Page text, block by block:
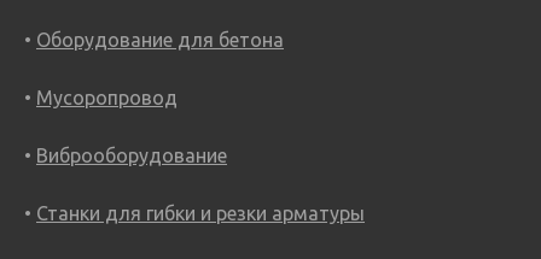
Оборудование для бетона
Мусоропровод
Виброоборудование
Станки для гибки и резки арматуры